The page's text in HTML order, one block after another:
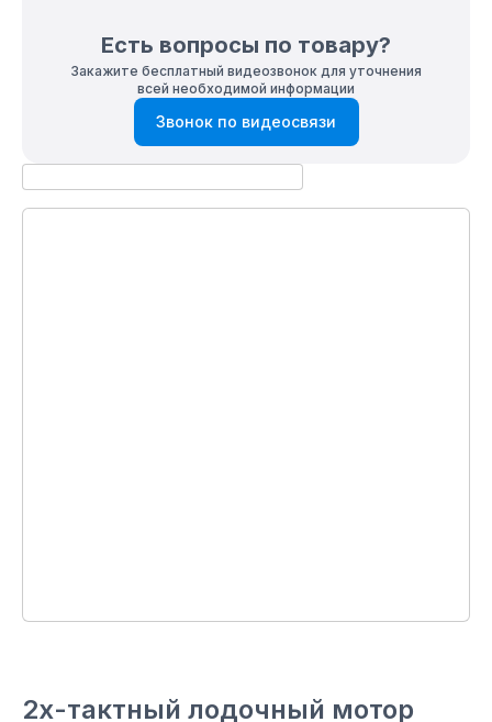
Есть вопросы по товару?
Закажите бесплатный видеозвонок для уточнения
всей необходимой информации
Звонок по видеосвязи
2х-тактный лодочный мотор